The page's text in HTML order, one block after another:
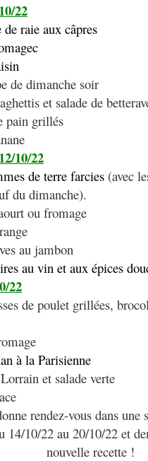
22
raie aux câpres
de dimanche soir
et salade de
pain grillés
10/22
de terre farcies (avec
du dimanche).
ou fromage
au jambon
au vin et aux épices
22
de poulet grillées,
à la Parisienne
et salade verte
rendez-vous dans une
14/10/22 au 20/10/22 et
nouvelle recette !